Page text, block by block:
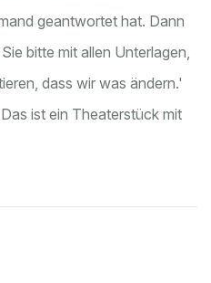
geantwortet hat. Dann
bitte mit allen Unterlagen,
dass wir was ändern.'
ist ein Theaterstück mit